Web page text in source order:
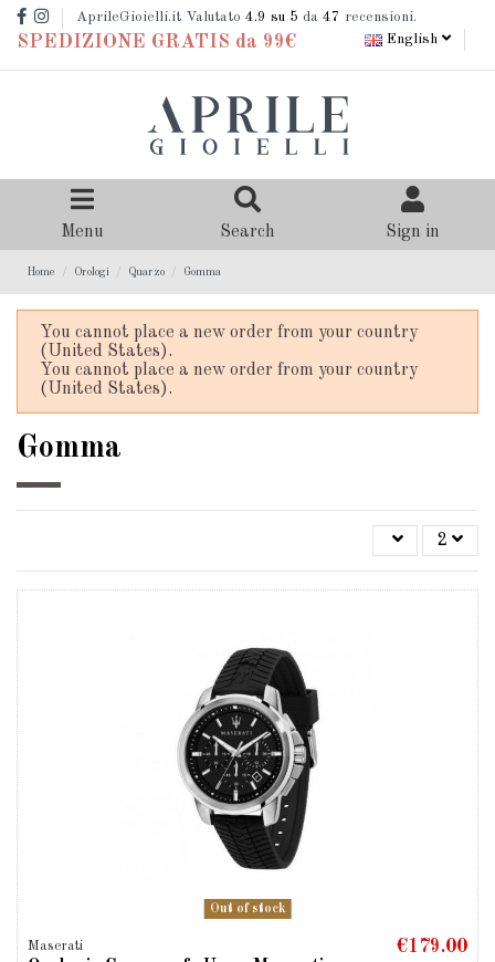
AprileGioielli.it Valutato 4.9 su 5 da 47 recensioni.
SPEDIZIONE GRATIS da 99€ English
Menu Search Sign in
Home Orologi Quarzo Gomma
You cannot place a new order from your country
(United States).
You cannot place a new order from your country
(United States).
Gomma
2
Out of stock
Maserati €179.00